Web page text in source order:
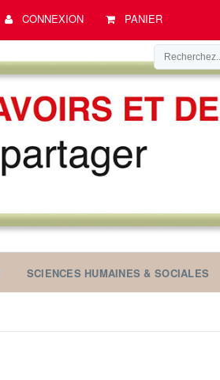
CONNEXION PANIER
SCIENCES HUMAINES & SOCIALES